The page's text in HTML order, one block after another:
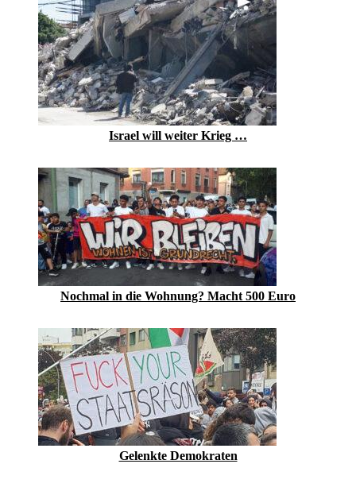
Israel will weiter Krieg …
Nochmal in die Wohnung? Macht 500 Euro
Gelenkte Demokraten